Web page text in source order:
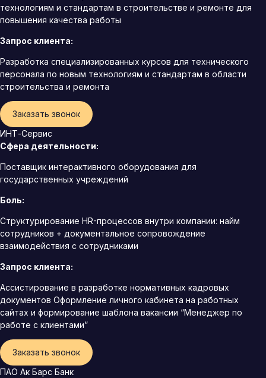
технологиям и стандартам в строительстве и ремонте для
повышения качества работы
Запрос клиента:
Разработка специализированных курсов для технического
персонала по новым технологиям и стандартам в области
строительства и ремонта
Заказать звонок
ИНТ-Сервис
Сфера деятельности:
Поставщик интерактивного оборудования для
государственных учреждений
Боль:
Структурирование HR-процессов внутри компании: найм
сотрудников + документальное сопровождение
взаимодействия с сотрудниками
Запрос клиента:
Ассистирование в разработке нормативных кадровых
документов Оформление личного кабинета на работных
сайтах и формирование шаблона вакансии “Менеджер по
работе с клиентами”
Заказать звонок
ПАО Ак Барс Банк